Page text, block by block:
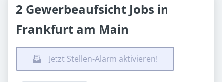
2 Gewerbeaufsicht Jobs in
Frankfurt am Main
Jetzt Stellen-Alarm aktivieren!